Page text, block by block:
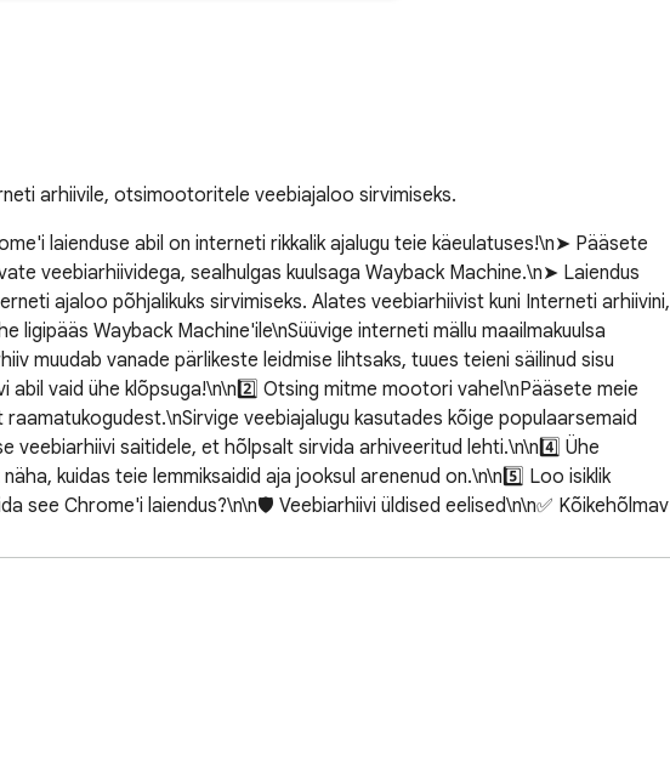
arhiivile, otsimootoritele veebiajaloo sirvimiseks.
laienduse abil on interneti rikkalik ajalugu teie käeulatuses!\n➤ Pääsete
veebiarhiividega, sealhulgas kuulsaga Wayback Machine.\n➤ Laiendus
ajaloo põhjalikuks sirvimiseks. Alates veebiarhiivist kuni Interneti arhiivini,
ligipääs Wayback Machine'ile\nSüüvige interneti mällu maailmakuulsa
muudab vanade pärlikeste leidmise lihtsaks, tuues teieni säilinud sisu
vaid ühe klõpsuga!\n\n2️⃣ Otsing mitme mootori vahel\nPääsete meie
veebiajalugu kasutades kõige populaarsemaid
veebiarhiivi saitidele, et hõlpsalt sirvida arhiveeritud lehti.\n\n4️⃣ Ühe
kuidas teie lemmiksaidid aja jooksul arenenud on.\n\n5️⃣ Loo isiklik
see Chrome'i laiendus?\n\n🛡️ Veebiarhiivi üldised eelised\n\n✅ Kõikehõlmav
uurimistööriist\nAjaloolased, ajakirjanikud ja teadlased saavad
veebiarhiivi ja Wayback Machine'i jne.\n✅ Kiire ja tõhus\nHankige kiiresti
sirvimist veebiarhiivi integreerimisega!\nAvastage arhiiviveebi maailma
Machine sujuvaks uurimistööks.\n\n💎 Innovatiivne ja kasutajasõbralik
teil kogemuse oma konkreetsetele vajadustele kohandada.\n\n🔒